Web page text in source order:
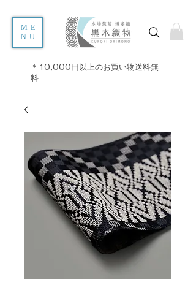
ME
NU
＊10,000円以上のお買い物送料無
料